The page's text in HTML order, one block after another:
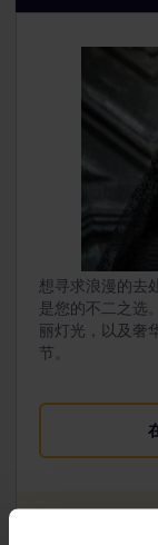
想寻求浪漫的去
是您的不二之选
丽灯光，以及奢
节。